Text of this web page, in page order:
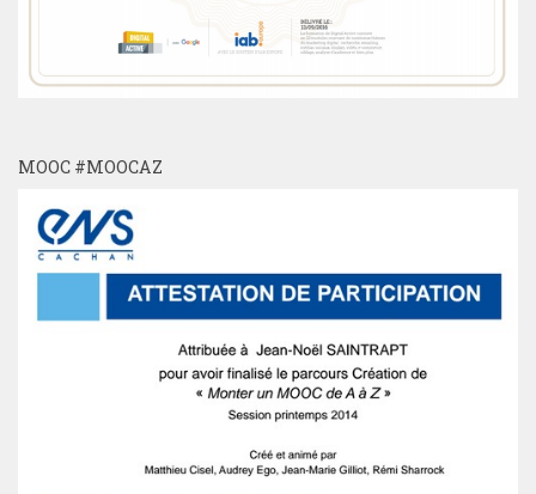
MOOC #MOOCAZ